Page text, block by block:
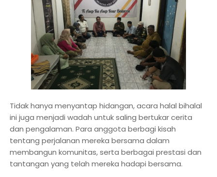
Tidak hanya menyantap hidangan, acara halal bihalal
ini juga menjadi wadah untuk saling bertukar cerita
dan pengalaman. Para anggota berbagi kisah
tentang perjalanan mereka bersama dalam
membangun komunitas, serta berbagai prestasi dan
tantangan yang telah mereka hadapi bersama.